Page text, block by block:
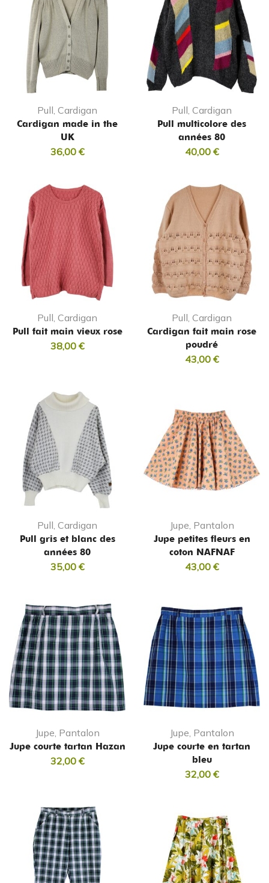
Pull, Cardigan
Cardigan made in the
UK
36,00 €
Pull, Cardigan
Pull multicolore des
années 80
40,00 €
Pull, Cardigan
Pull fait main vieux rose
38,00 €
Pull, Cardigan
Cardigan fait main rose
poudré
43,00 €
Pull, Cardigan
Pull gris et blanc des
années 80
35,00 €
Jupe, Pantalon
Jupe petites fleurs en
coton NAFNAF
43,00 €
Jupe, Pantalon
Jupe courte tartan Hazan
32,00 €
Jupe, Pantalon
Jupe courte en tartan
bleu
32,00 €